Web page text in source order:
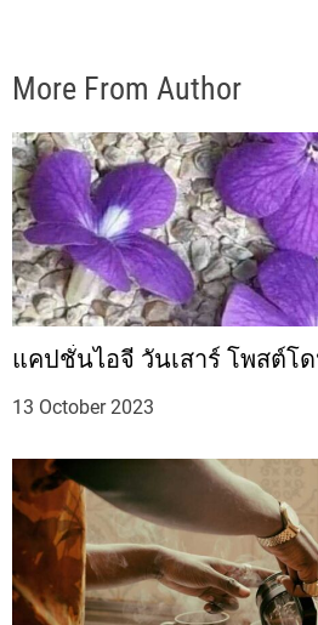
More From Author
แคปชั่นไอจี วันเสาร์ โพสต์โ
13 October 2023